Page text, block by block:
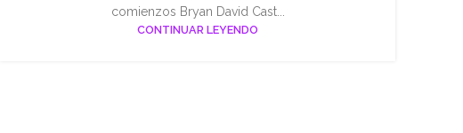
comienzos Bryan David Cast...
CONTINUAR LEYENDO